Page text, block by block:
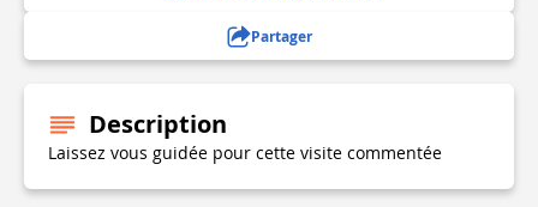
Partager
Description
Laissez vous guidée pour cette visite commentée